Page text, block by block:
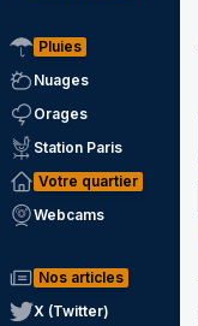
Pluies
Nuages
Orages
Station Paris
Votre quartier
Webcams
Nos articles
X (Twitter)